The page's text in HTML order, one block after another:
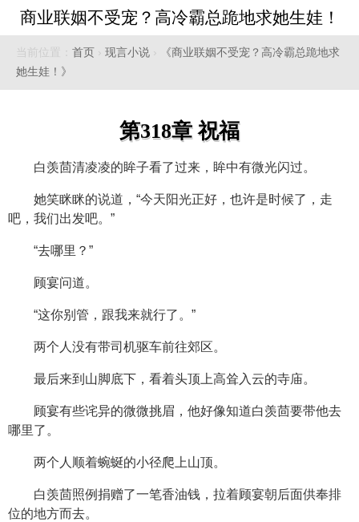
商业联姻不受宠？高冷霸总跪地求她生娃！
当前位置： 首页 › 现言小说 ›
《商业联姻不受宠？高冷霸总跪地求
她生娃！》
第318章 祝福
白羡茴清凌凌的眸子看了过来，眸中有微光闪过。
她笑眯眯的说道，“今天阳光正好，也许是时候了，走
吧，我们出发吧。”
“去哪里？”
顾宴问道。
“这你别管，跟我来就行了。”
两个人没有带司机驱车前往郊区。
最后来到山脚底下，看着头顶上高耸入云的寺庙。
顾宴有些诧异的微微挑眉，他好像知道白羡茴要带他去
哪里了。
两个人顺着蜿蜒的小径爬上山顶。
白羡茴照例捐赠了一笔香油钱，拉着顾宴朝后面供奉排
位的地方而去。